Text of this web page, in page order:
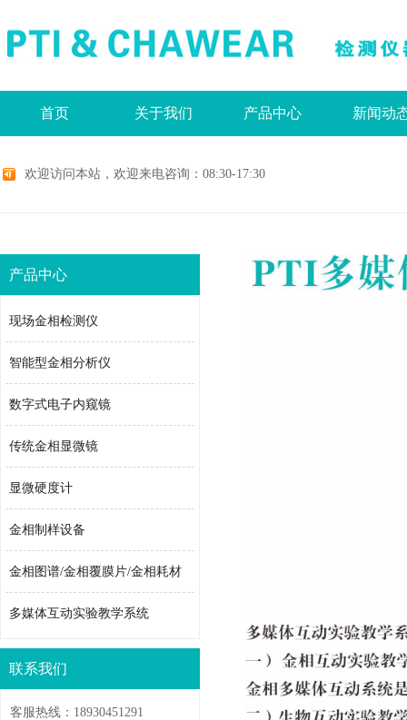
首页 关于我们 产品中心 新闻动
欢迎访问本站，欢迎来电咨询：08:30-17:30
产品中心
现场金相检测仪
智能型金相分析仪
数字式电子内窥镜
传统金相显微镜
显微硬度计
金相制样设备
金相图谱/金相覆膜片/金相耗材
多媒体互动实验教学系统
联系我们
客服热线：18930451291